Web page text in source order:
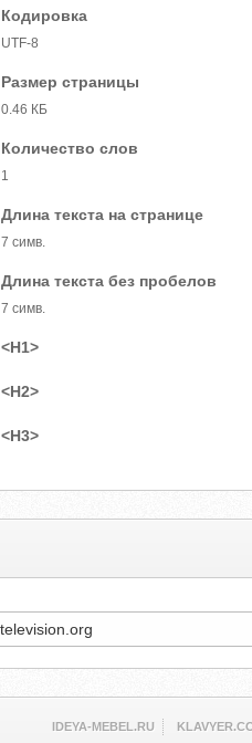
Кодировка
UTF-8
Размер страницы
0.46 КБ
Количество слов
1
Длина текста на странице
7 симв.
Длина текста без пробелов
7 симв.
<H1>
<H2>
<H3>
IDEYA-MEBEL.RU